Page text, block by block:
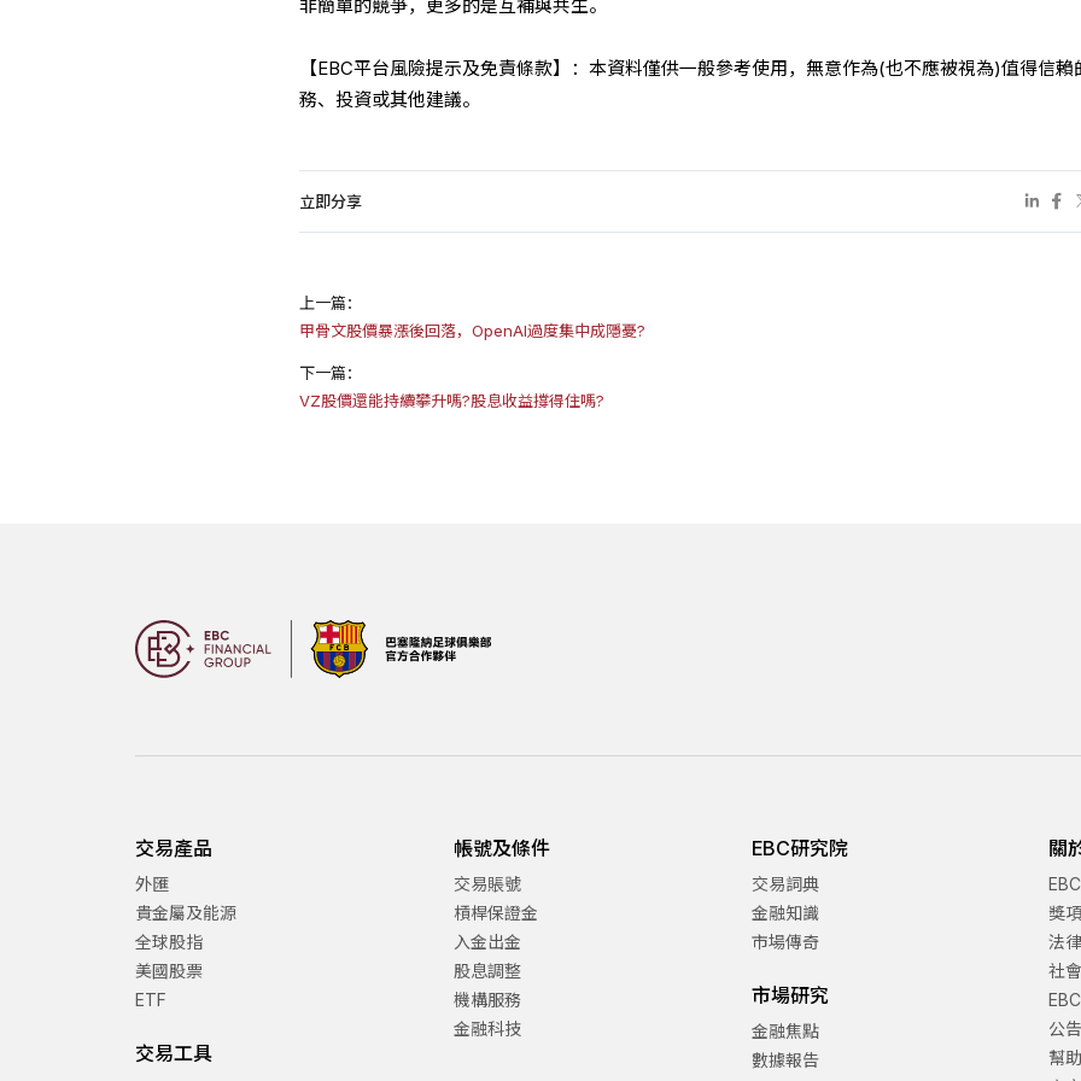
非簡單的競爭，更多的是互補與共生。
【EBC平台風險提示及免責條款】：本資料僅供一般參考使用，無意作為(也不應被視為)值得信賴
務、投資或其他建議。
立即分享
上一篇：
甲骨文股價暴漲後回落，OpenAI過度集中成隱憂?
下一篇：
VZ股價還能持續攀升嗎?股息收益撐得住嗎?
交易產品
外匯
貴金屬及能源
全球股指
美國股票
ETF
交易工具
帳號及條件
交易賬號
槓桿保證金
入金出金
股息調整
機構服務
金融科技
EBC研究院
交易詞典
金融知識
市場傳奇
市場研究
金融焦點
數據報告
關
獎
法
社
公
幫